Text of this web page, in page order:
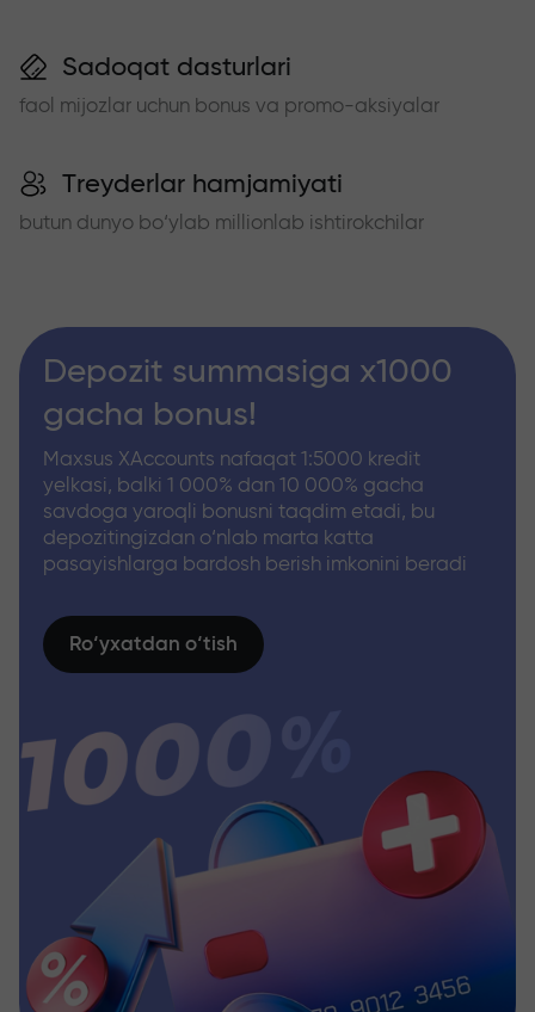
Sadoqat dasturlari
faol mijozlar uchun bonus va promo-aksiyalar
Treyderlar hamjamiyati
butun dunyo bo‘ylab millionlab ishtirokchilar
Depozit summasiga x1000
gacha bonus!
Maxsus XAccounts nafaqat 1:5000 kredit
yelkasi, balki 1 000% dan 10 000% gacha
savdoga yaroqli bonusni taqdim etadi, bu
depozitingizdan o‘nlab marta katta
pasayishlarga bardosh berish imkonini beradi
Ro‘yxatdan o‘tish